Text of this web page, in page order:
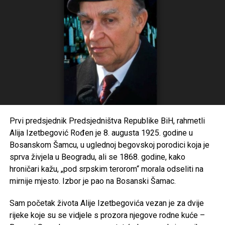
ocem i da je zvučao nešto bolje, ikako ponekad ne može
Odbijen zahtjev
Doživotni osuđenik za počinjene ratne zločine Ratko
Mladić se od aprila prošle godine nalazi u pritvorskoj
bolnici u Hagu, a zbog lošeg zdravstvenog stanja njegova
porodica i branioci su više puta tražili da mu se omogući
Mladić ima neurološke, kardiovaskularne i urološke
probleme, koji se progresivno pogoršavaju i komplikuju.
On je operisan 8. januara prošle godine u nizozemskoj
bolnici, kada mu je ugrađen pejsmejker, a u međuvremenu
Bivši komandant “VRS” Ratko Mladić osuđen je 2021.
Prvi predsjednik Predsjedništva Republike BiH, rahmetli
Alija Izetbegović Rođen je 8. augusta 1925. godine u
Bosanskom Šamcu, u uglednoj begovskoj porodici koja je
sprva živjela u Beogradu, ali se 1868. godine, kako
hroničari kažu, „pod srpskim terorom“ morala odseliti na
mirnije mjesto. Izbor je pao na Bosanski Šamac.
Sam početak života Alije Izetbegovića vezan je za dvije
rijeke koje su se vidjele s prozora njegove rodne kuće –